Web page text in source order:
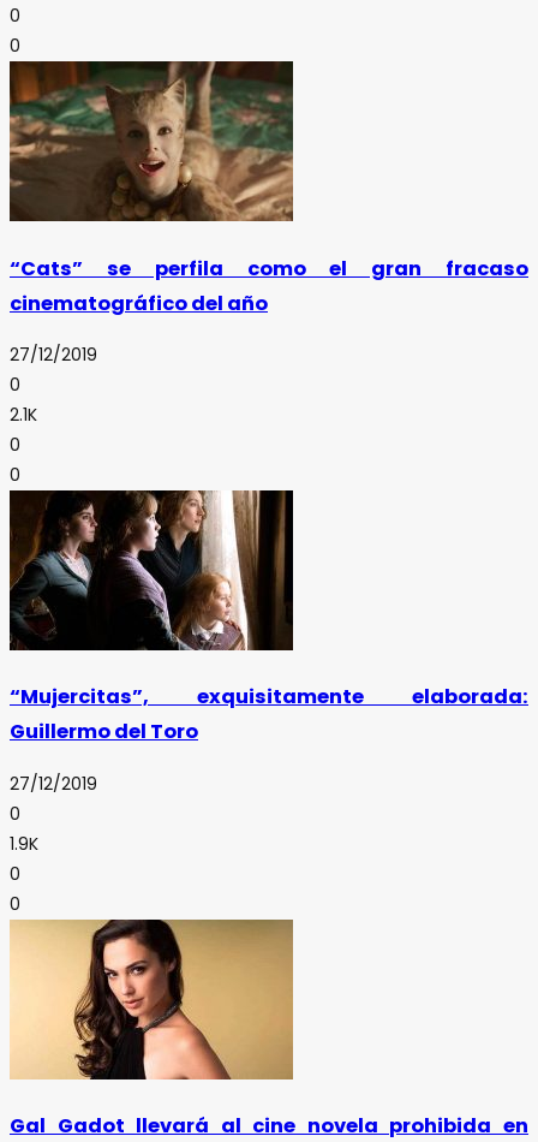
0
0
“Cats” se perfila como el gran fracaso
cinematográfico del año
27/12/2019
0
2.1K
0
0
“Mujercitas”, exquisitamente elaborada:
Guillermo del Toro
27/12/2019
0
1.9K
0
0
Gal Gadot llevará al cine novela prohibida en